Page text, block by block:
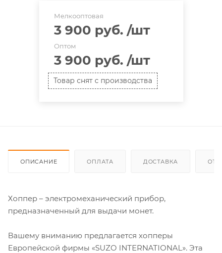
Мелкооптовая
3 900 руб. /шт
Оптом
3 900 руб. /шт
Товар снят с производства
ОПИСАНИЕ ОПЛАТА ДОСТАВКА
Хоппер – электромеханический прибор,
предназначенный для выдачи монет.
Вашему вниманию предлагается хопперы
Европейской фирмы «SUZO INTERNATIONAL». Эта